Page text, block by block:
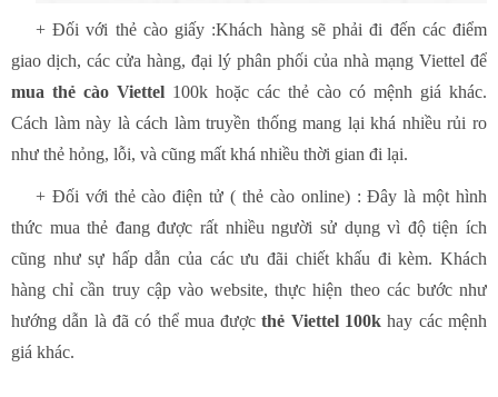
+ Đối với thẻ cào giấy :Khách hàng sẽ phải đi đến các điểm
giao dịch, các cửa hàng, đại lý phân phối của nhà mạng Viettel để
mua thẻ cào Viettel 100k hoặc các thẻ cào có mệnh giá khác.
Cách làm này là cách làm truyền thống mang lại khá nhiều rủi ro
như thẻ hỏng, lỗi, và cũng mất khá nhiều thời gian đi lại.
+ Đối với thẻ cào điện tử ( thẻ cào online) : Đây là một hình
thức mua thẻ đang được rất nhiều người sử dụng vì độ tiện ích
cũng như sự hấp dẫn của các ưu đãi chiết khấu đi kèm. Khách
hàng chỉ cần truy cập vào website, thực hiện theo các bước như
hướng dẫn là đã có thể mua được thẻ Viettel 100k hay các mệnh
giá khác.